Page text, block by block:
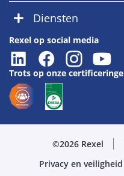
Diensten
Rexel op social media
Trots op onze
©2026 Rexel
Privacy en veiligheid